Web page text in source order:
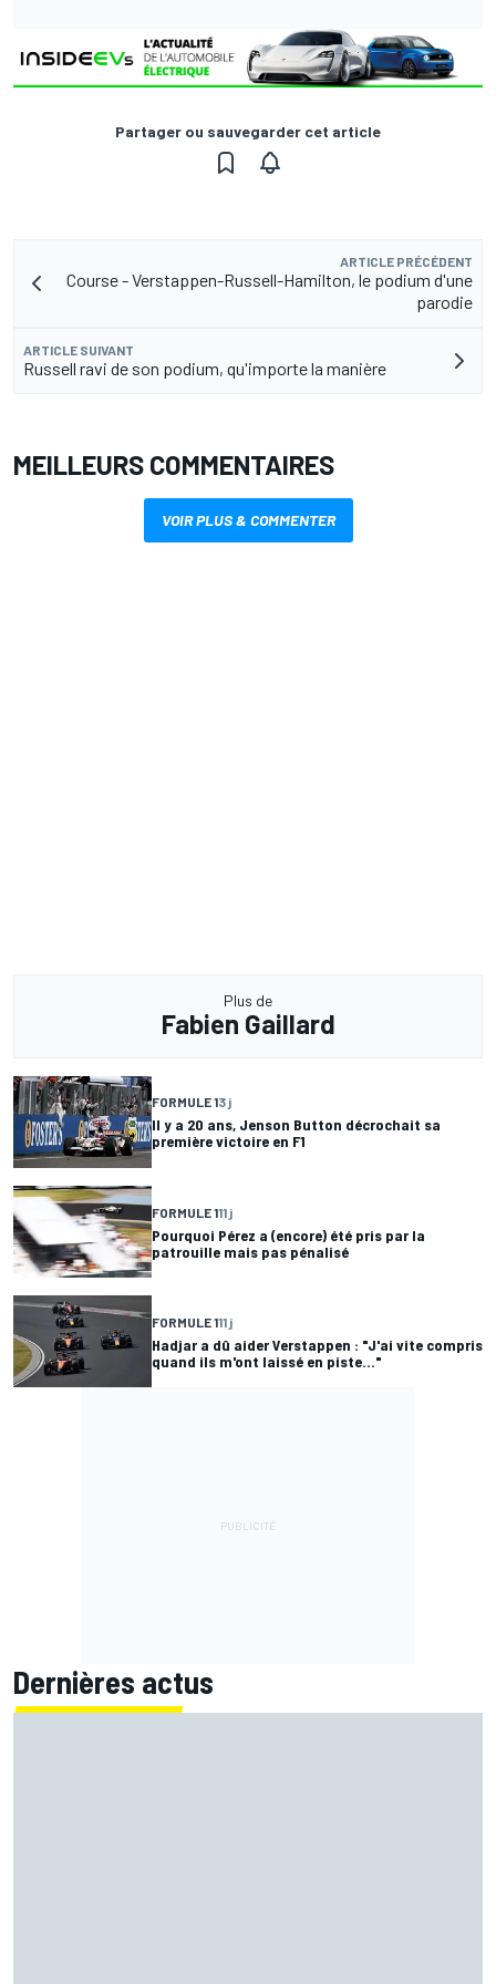
Partager ou sauvegarder cet article
ARTICLE PRÉCÉDENT
Course - Verstappen-Russell-Hamilton, le podium d'une
parodie
ARTICLE SUIVANT
Russell ravi de son podium, qu'importe la manière
MEILLEURS COMMENTAIRES
VOIR PLUS & COMMENTER
Plus de
Fabien Gaillard
FORMULE 13 j
Il y a 20 ans, Jenson Button décrochait sa
première victoire en F1
FORMULE 111 j
Pourquoi Pérez a (encore) été pris par la
patrouille mais pas pénalisé
FORMULE 111 j
Hadjar a dû aider Verstappen : "J'ai vite compris
quand ils m'ont laissé en piste..."
Dernières actus